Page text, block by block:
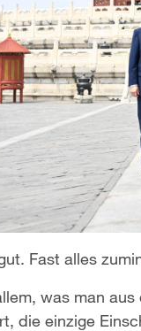
Fast alles
was man
die einzige